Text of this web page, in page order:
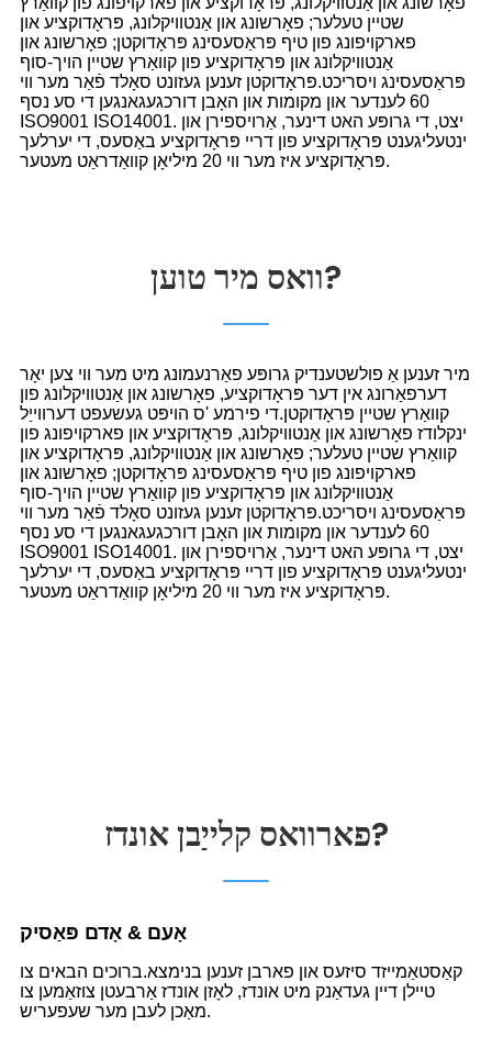
שטיין טעלער; פאָרשונג און אַנטוויקלונג, פּראָדוקציע און
פארקויפונג פון טיף פּראַסעסינג פּראָדוקטן; פאָרשונג און
אַנטוויקלונג און פּראָדוקציע פון ​​קוואַרץ שטיין הויך-סוף
פּראַסעסינג ויסריכט.פּראָדוקטן זענען געזונט סאָלד פֿאַר מער ווי
60 לענדער און מקומות און האָבן דורכגעגאנגען די סע נסף
ISO9001 ISO14001. יצט, די גרופּע האט דינער, אַרויספירן און
ינטעליגענט פּראָדוקציע פון ​​דריי פּראָדוקציע באַסעס, די יערלעך
פּראָדוקציע איז מער ווי 20 מיליאָן קוואַדראַט מעטער.
וואס מיר טוען?
מיר זענען אַ פולשטענדיק גרופּע פאַרנעמונג מיט מער ווי צען יאָר
דערפאַרונג אין דער פּראָדוקציע, פאָרשונג און אַנטוויקלונג פון
קוואַרץ שטיין פּראָדוקטן.די פירמע 'ס הויפּט געשעפט דערווייַל
ינקלודז פאָרשונג און אַנטוויקלונג, פּראָדוקציע און פארקויפונג פון
קוואַרץ שטיין טעלער; פאָרשונג און אַנטוויקלונג, פּראָדוקציע און
פארקויפונג פון טיף פּראַסעסינג פּראָדוקטן; פאָרשונג און
אַנטוויקלונג און פּראָדוקציע פון ​​קוואַרץ שטיין הויך-סוף
פּראַסעסינג ויסריכט.פּראָדוקטן זענען געזונט סאָלד פֿאַר מער ווי
60 לענדער און מקומות און האָבן דורכגעגאנגען די סע נסף
ISO9001 ISO14001. יצט, די גרופּע האט דינער, אַרויספירן און
ינטעליגענט פּראָדוקציע פון ​​דריי פּראָדוקציע באַסעס, די יערלעך
פּראָדוקציע איז מער ווי 20 מיליאָן קוואַדראַט מעטער.
פארוואס קלייַבן אונדז?
אָעם & אָדם פּאַסיק
קאַסטאַמייזד סיזעס און פארבן זענען בנימצא.ברוכים הבאים צו
טיילן דיין געדאַנק מיט אונדז, לאָזן אונדז אַרבעטן צוזאַמען צו
מאַכן לעבן מער שעפעריש.